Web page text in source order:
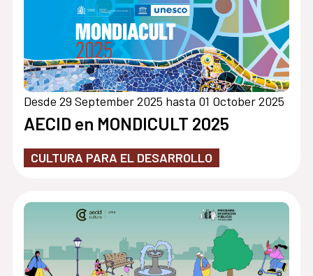
Desde 29 September 2025 hasta 01 October 2025
AECID en MONDICULT 2025
CULTURA PARA EL DESARROLLO